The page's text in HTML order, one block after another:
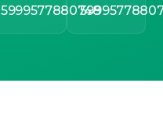
5999577880748